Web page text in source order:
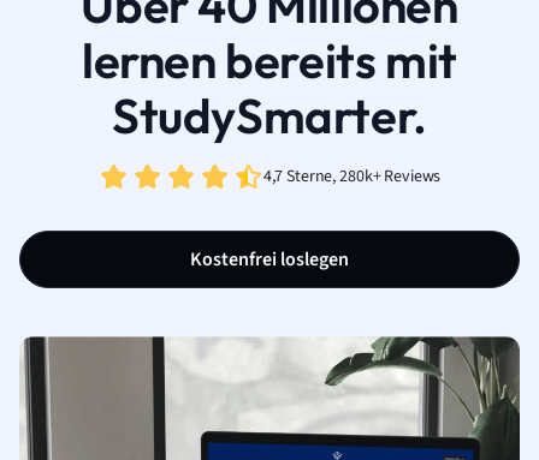
lernen bereits mit
StudySmarter.
4,7 Sterne, 280k+ Reviews
Kostenfrei loslegen